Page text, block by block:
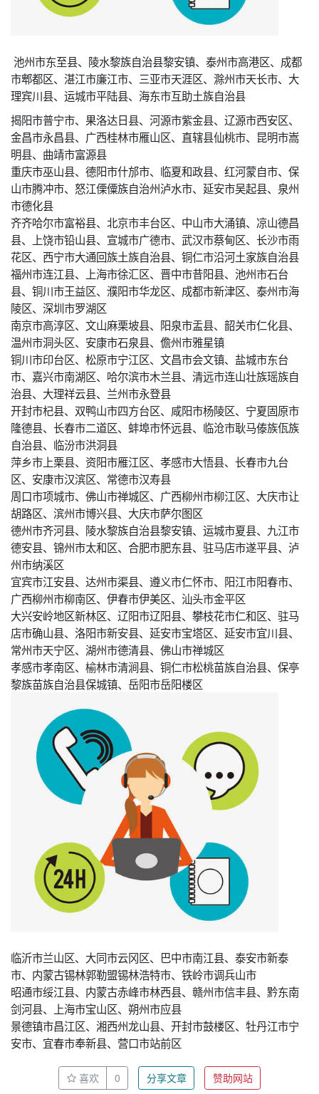
池州市东至县、陵水黎族自治县黎安镇、泰州市高港区、成都
市郫都区、湛江市廉江市、三亚市天涯区、滁州市天长市、大
理宾川县、运城市平陆县、海东市互助土族自治县
揭阳市普宁市、果洛达日县、河源市紫金县、辽源市西安区、
金昌市永昌县、广西桂林市雁山区、直辖县仙桃市、昆明市嵩
明县、曲靖市富源县
重庆市巫山县、德阳市什邡市、临夏和政县、红河蒙自市、保
山市腾冲市、怒江傈僳族自治州泸水市、延安市吴起县、泉州
市德化县
齐齐哈尔市富裕县、北京市丰台区、中山市大涌镇、凉山德昌
县、上饶市铅山县、宣城市广德市、武汉市蔡甸区、长沙市雨
花区、西宁市大通回族土族自治县、铜仁市沿河土家族自治县
福州市连江县、上海市徐汇区、晋中市昔阳县、池州市石台
县、铜川市王益区、濮阳市华龙区、成都市新津区、泰州市海
陵区、深圳市罗湖区
南京市高淳区、文山麻栗坡县、阳泉市盂县、韶关市仁化县、
温州市洞头区、安康市石泉县、儋州市雅星镇
铜川市印台区、松原市宁江区、文昌市会文镇、盐城市东台
市、嘉兴市南湖区、哈尔滨市木兰县、清远市连山壮族瑶族自
治县、大理祥云县、兰州市永登县
开封市杞县、双鸭山市四方台区、咸阳市杨陵区、宁夏固原市
隆德县、长春市二道区、蚌埠市怀远县、临沧市耿马傣族佤族
自治县、临汾市洪洞县
萍乡市上栗县、资阳市雁江区、孝感市大悟县、长春市九台
区、安康市汉滨区、常德市汉寿县
周口市项城市、佛山市禅城区、广西柳州市柳江区、大庆市让
胡路区、滨州市博兴县、大庆市萨尔图区
德州市齐河县、陵水黎族自治县黎安镇、运城市夏县、九江市
德安县、锦州市太和区、合肥市肥东县、驻马店市遂平县、泸
州市纳溪区
宜宾市江安县、达州市渠县、遵义市仁怀市、阳江市阳春市、
广西柳州市柳南区、伊春市伊美区、汕头市金平区
大兴安岭地区新林区、辽阳市辽阳县、攀枝花市仁和区、驻马
店市确山县、洛阳市新安县、延安市宝塔区、延安市宜川县、
常州市天宁区、湖州市德清县、佛山市禅城区
孝感市孝南区、榆林市清涧县、铜仁市松桃苗族自治县、保亭
黎族苗族自治县保城镇、岳阳市岳阳楼区
临沂市兰山区、大同市云冈区、巴中市南江县、泰安市新泰
市、内蒙古锡林郭勒盟锡林浩特市、铁岭市调兵山市
昭通市绥江县、内蒙古赤峰市林西县、赣州市信丰县、黔东南
剑河县、上海市宝山区、朔州市应县
景德镇市昌江区、湘西州龙山县、开封市鼓楼区、牡丹江市宁
安市、宜春市奉新县、营口市站前区
喜欢 0 分享文章 赞助网站